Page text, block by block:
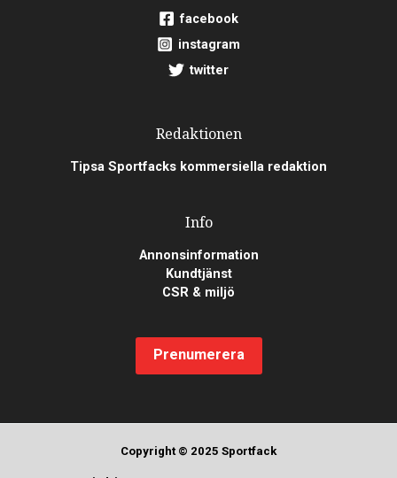
facebook
instagram
twitter
Redaktionen
Tipsa Sportfacks kommersiella redaktion
Info
Annonsinformation
Kundtjänst
CSR & miljö
Prenumerera
Copyright © 2025 Sportfack